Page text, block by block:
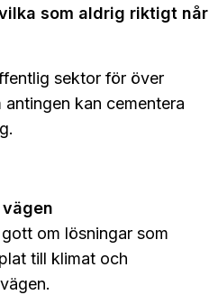
som aldrig riktigt når
sektor för över
kan cementera
om lösningar som
till klimat och